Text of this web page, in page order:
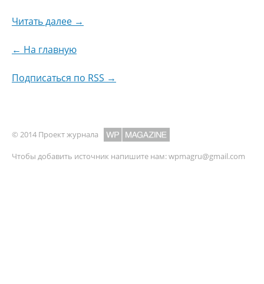
Читать далее →
← На главную
Подписаться по RSS →
© 2014 Проект журнала
Чтобы добавить источник напишите нам:wpmagru@gmail.com